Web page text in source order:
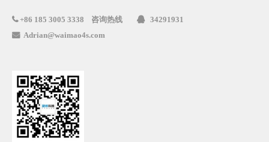
+86 185 3005 3338 咨询热线  34291931
 Adrian@waimao4s.com